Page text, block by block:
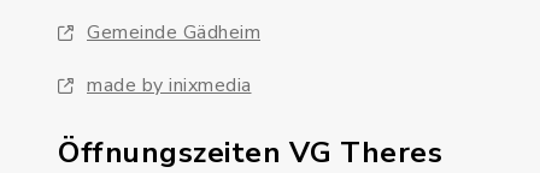
Gemeinde Gädheim
made by inixmedia
Öffnungszeiten VG Theres